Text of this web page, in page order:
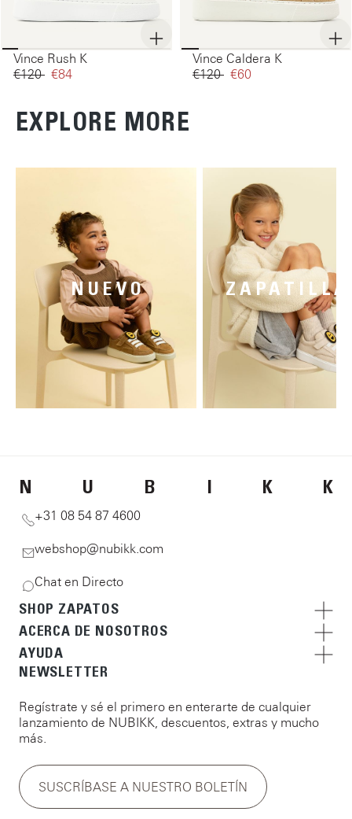
Vince Rush K
€120‌ €84‌
Vince Caldera K
€120‌ €60‌
EXPLORE MORE
NUEVO
N U B I K K
+31 08 54 87 4600
webshop@nubikk.com
Chat en Directo
SHOP ZAPATOS
ACERCA DE NOSOTROS
AYUDA
NEWSLETTER
Regístrate y sé el primero en enterarte de cualquier
lanzamiento de NUBIKK, descuentos, extras y mucho
más.
SUSCRÍBASE A NUESTRO BOLETÍN